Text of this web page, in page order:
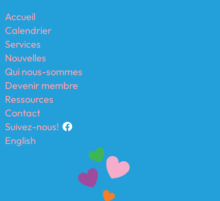
Accueil
Calendrier
Services
Nouvelles
Qui nous-sommes
Devenir membre
Ressources
Contact
Suivez-nous!
English